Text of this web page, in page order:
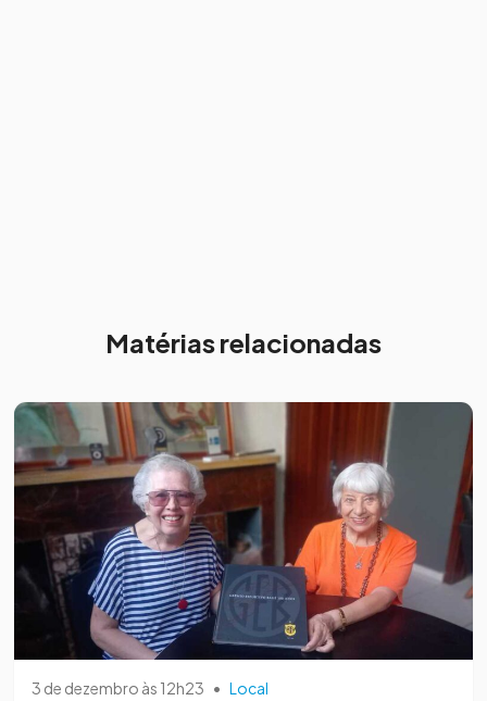
Matérias relacionadas
3 de dezembro às 12h23 • Local